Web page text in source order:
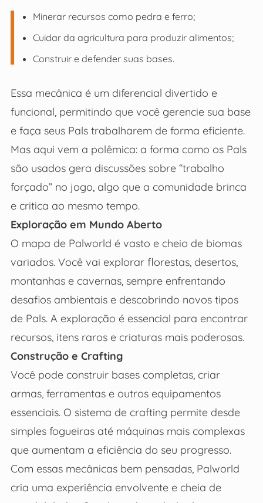
Minerar recursos como pedra e ferro;
Cuidar da agricultura para produzir alimentos;
Construir e defender suas bases.
Essa mecânica é um diferencial divertido e
funcional, permitindo que você gerencie sua base
e faça seus Pals trabalharem de forma eficiente.
Mas aqui vem a polêmica: a forma como os Pals
são usados gera discussões sobre “trabalho
forçado” no jogo, algo que a comunidade brinca
e critica ao mesmo tempo.
Exploração em Mundo Aberto
O mapa de Palworld é vasto e cheio de biomas
variados. Você vai explorar florestas, desertos,
montanhas e cavernas, sempre enfrentando
desafios ambientais e descobrindo novos tipos
de Pals. A exploração é essencial para encontrar
recursos, itens raros e criaturas mais poderosas.
Construção e Crafting
Você pode construir bases completas, criar
armas, ferramentas e outros equipamentos
essenciais. O sistema de crafting permite desde
simples fogueiras até máquinas mais complexas
que aumentam a eficiência do seu progresso.
Com essas mecânicas bem pensadas, Palworld
cria uma experiência envolvente e cheia de